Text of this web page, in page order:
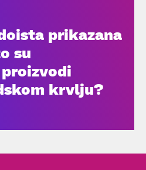
prikazana
su
krvlju?